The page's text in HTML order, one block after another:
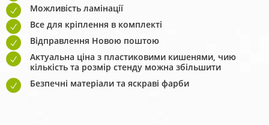
Можливість ламінації
Все для кріплення в комплекті
Відправлення Новою поштою
Актуальна ціна з пластиковими кишенями, чию
кількість та розмір стенду можна збільшити
Безпечні матеріали та яскраві фарби